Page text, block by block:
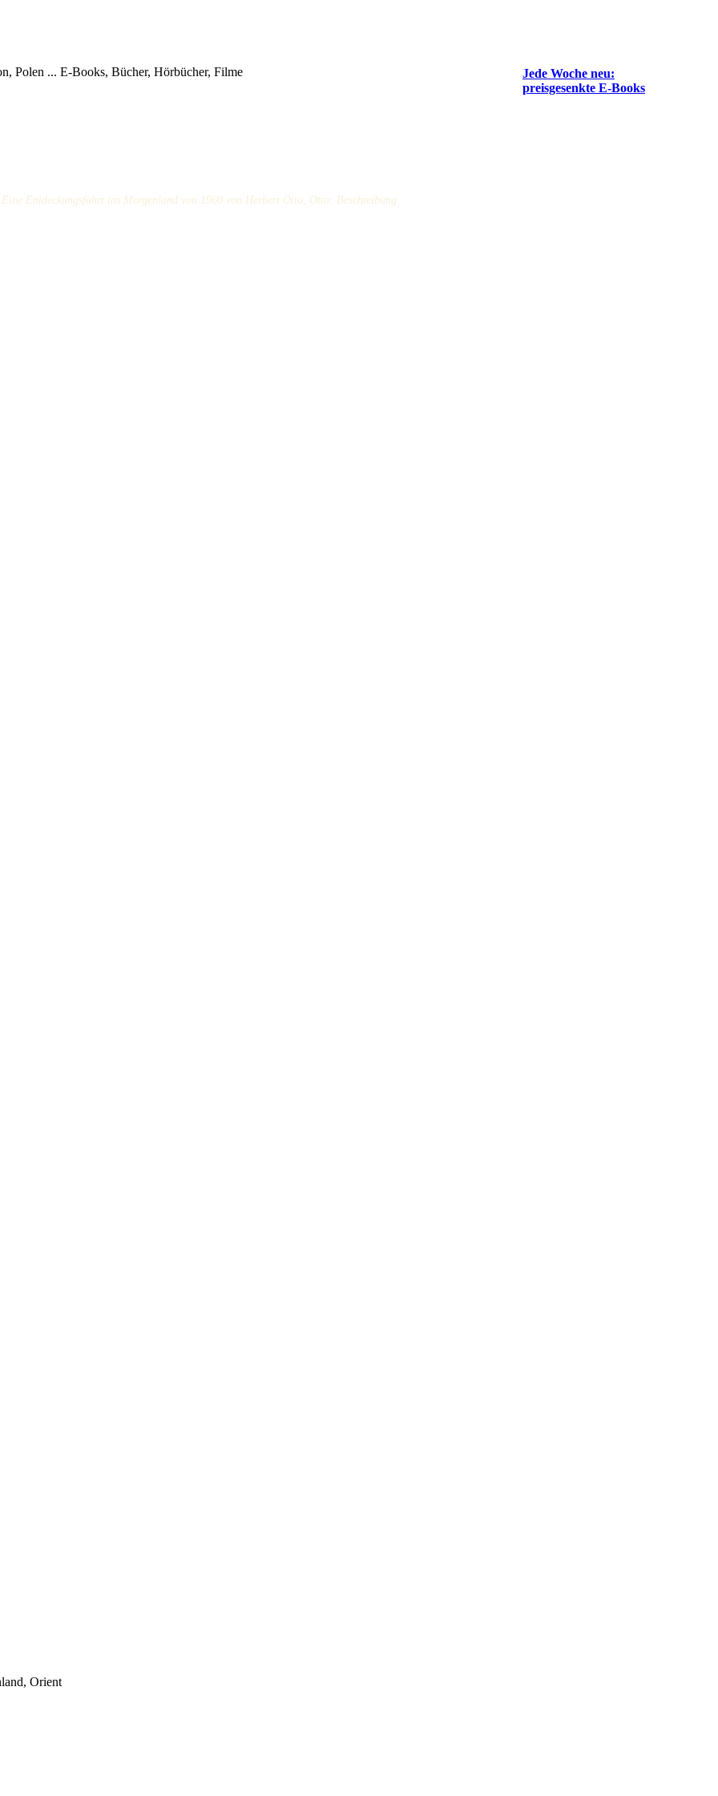
Polen ... E-Books, Bücher, Hörbücher, Filme
Jede Woche neu:
preisgesenkte E-Books
Orient
Entdeckungsfahrt ins Morgenland von 1960 von Herbert Otto, Otto: Beschreibung